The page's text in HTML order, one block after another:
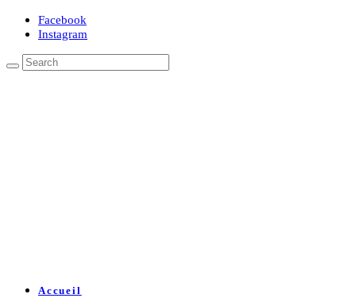
Facebook
Instagram
Accueil